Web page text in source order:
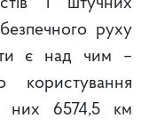
руху
є над чим –
користування
них 6574,5 км